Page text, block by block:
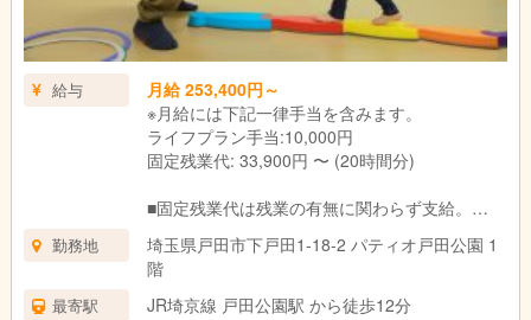
給与
月給 253,400円～
※月給には下記一律手当を含みます。
ライフプラン手当:10,000円
固定残業代: 33,900円 〜 (20時間分)
■固定残業代は残業の有無に関わらず支給。
を支給いたします。
■試用期間3ヶ月あり。
期間中の待遇に変更はありません。
勤務地
埼玉県戸田市下戸田1-18-2 パティオ戸田公園 1
階
最寄駅 JR埼京線 戸田公園駅 から徒歩12分